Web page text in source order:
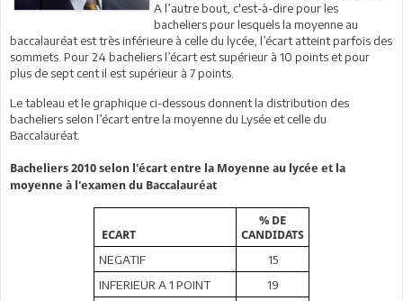
A l’autre bout, c'est-à-dire pour les
bacheliers pour lesquels la moyenne au
baccalauréat est très inférieure à celle du lycée, l’écart atteint parfois des
sommets. Pour 24 bacheliers l’écart est supérieur à 10 points et pour
plus de sept cent il est supérieur à 7 points.
Le tableau et le graphique ci-dessous donnent la distribution des
bacheliers selon l’écart entre la moyenne du Lysée et celle du
Baccalauréat.
Bacheliers 2010 selon l'écart entre la Moyenne au lycée et la
moyenne à l'examen du Baccalauréat
ECART
% DE
CANDIDATS
NEGATIF
15
INFERIEUR A 1 POINT
19